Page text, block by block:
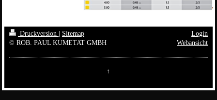
Druckversion
Sitemap
© ROB. PAUL KUMETAT GMBH
Login
Webansicht
↑